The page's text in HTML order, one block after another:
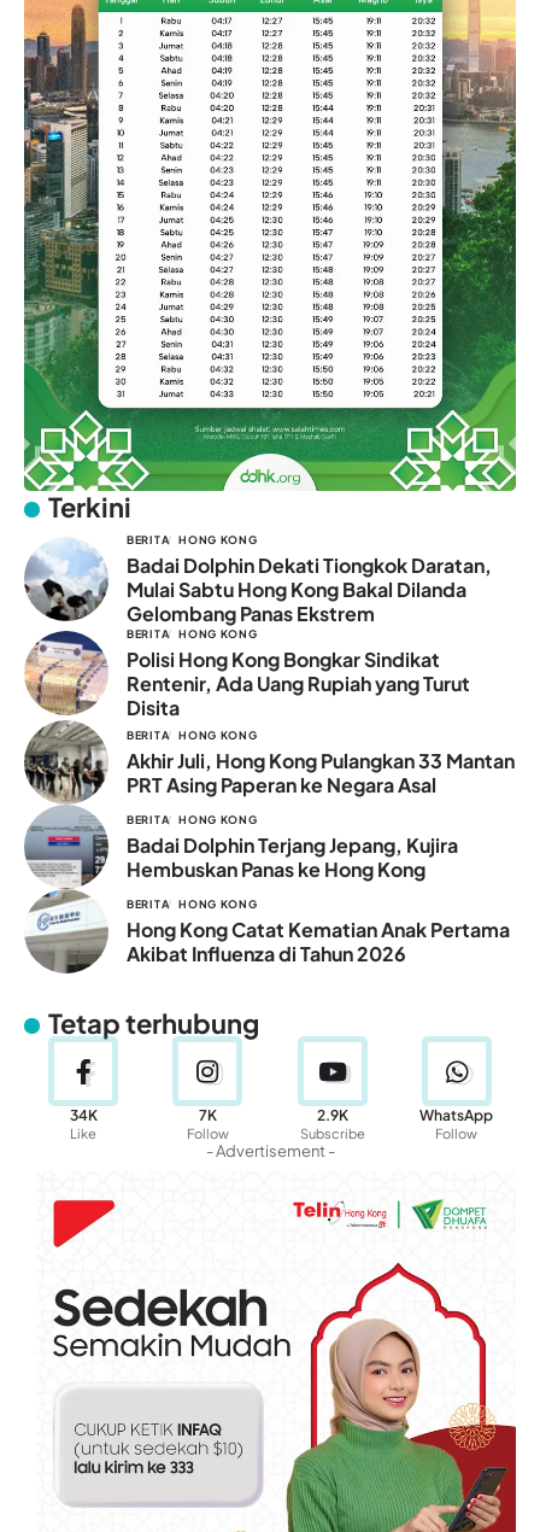
Terkini
BERITA HONG KONG
Badai Dolphin Dekati Tiongkok Daratan,
Mulai Sabtu Hong Kong Bakal Dilanda
Gelombang Panas Ekstrem
BERITA HONG KONG
Polisi Hong Kong Bongkar Sindikat
Rentenir, Ada Uang Rupiah yang Turut
Disita
BERITA HONG KONG
Akhir Juli, Hong Kong Pulangkan 33 Mantan
PRT Asing Paperan ke Negara Asal
BERITA HONG KONG
Badai Dolphin Terjang Jepang, Kujira
Hembuskan Panas ke Hong Kong
BERITA HONG KONG
Hong Kong Catat Kematian Anak Pertama
Akibat Influenza di Tahun 2026
Tetap terhubung
34K
Like
7K
Follow
2.9K
Subscribe
WhatsApp
Follow
- Advertisement -